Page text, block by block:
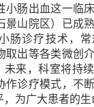
小肠出血这一临
山院区） 已成
肠诊疗技术，
取出等各类微创
未来，科室将持
作诊疗模式，不
为广大患者的生